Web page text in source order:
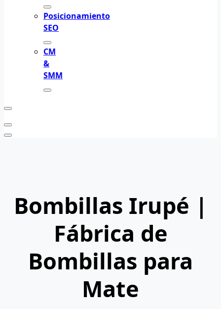
Posicionamiento
SEO
CM
&
SMM
Bombillas Irupé |
Fábrica de
Bombillas para
Mate